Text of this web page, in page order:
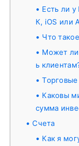
Есть ли
К, iOS или
Что
Может ли
ь
Каковы
сумма
Счета
Как я